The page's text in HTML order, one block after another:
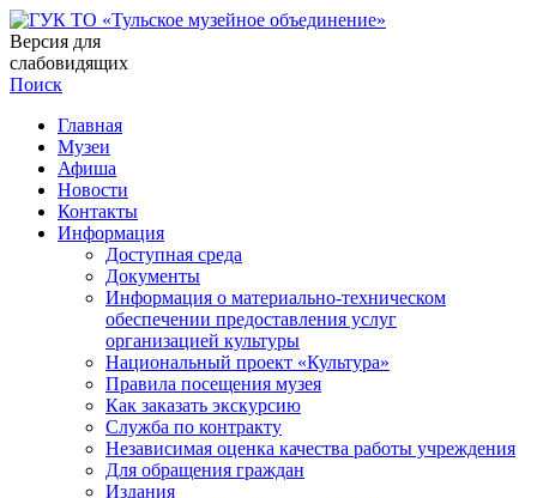
Версия для
слабовидящих
Поиск
Главная
Музеи
Афиша
Новости
Контакты
Информация
Доступная среда
Документы
Информация о материально-техническом
обеспечении предоставления услуг
организацией культуры
Национальный проект «Культура»
Правила посещения музея
Как заказать экскурсию
Служба по контракту
Независимая оценка качества работы учреждения
Для обращения граждан
Издания